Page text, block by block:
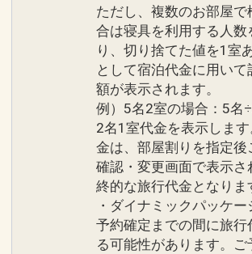
ただし、複数のお部屋で
合は寝具を利用する人数
り、切り捨てた値を1室
として宿泊代金に用いて
額が表示されます。
例）5名2室の場合：5名
2名1室代金を表示しま
金は、部屋割りを指定後
確認・変更画面で表示さ
終的な旅行代金となりま
・ダイナミックパッケー
予約確定までの間に旅行
る可能性があります。ご